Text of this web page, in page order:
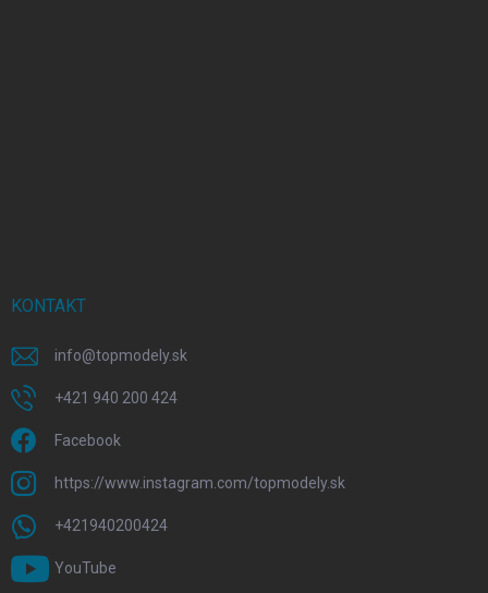
KONTAKT
info@topmodely.sk
+421 940 200 424
Facebook
https://www.instagram.com/topmodely.sk
+421940200424
YouTube